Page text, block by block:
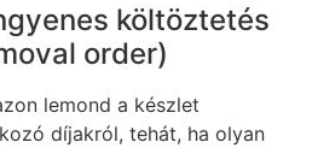
költöztetés
order)
lemond a készlet
díjakról, tehát, ha olyan